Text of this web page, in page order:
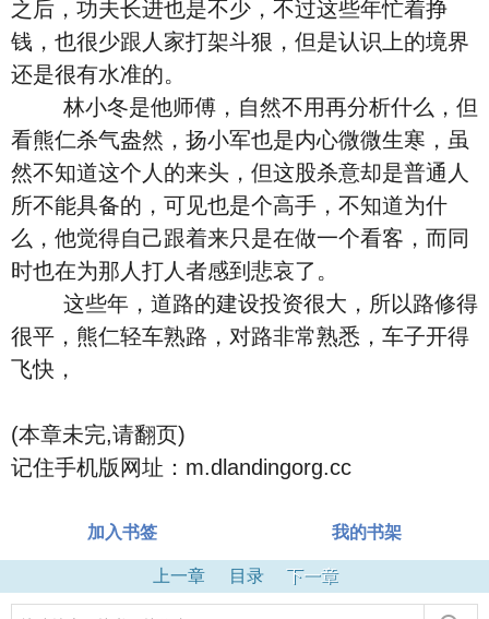
之后，功夫长进也是不少，不过这些年忙着挣
钱，也很少跟人家打架斗狠，但是认识上的境界
还是很有水准的。
林小冬是他师傅，自然不用再分析什么，但
看熊仁杀气盎然，扬小军也是内心微微生寒，虽
然不知道这个人的来头，但这股杀意却是普通人
所不能具备的，可见也是个高手，不知道为什
么，他觉得自己跟着来只是在做一个看客，而同
时也在为那人打人者感到悲哀了。
这些年，道路的建设投资很大，所以路修得
很平，熊仁轻车熟路，对路非常熟悉，车子开得
飞快，
(本章未完,请翻页)
记住手机版网址：m.dlandingorg.cc
加入书签 我的书架
上一章 目录 下一章